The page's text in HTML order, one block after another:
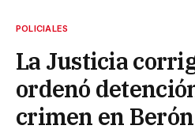
POLICIALES
La Justicia
ordenó
crimen en